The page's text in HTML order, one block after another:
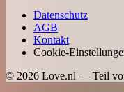
Datenschutz
AGB
Kontakt
Cookie-
© 2026 Love.nl — Teil